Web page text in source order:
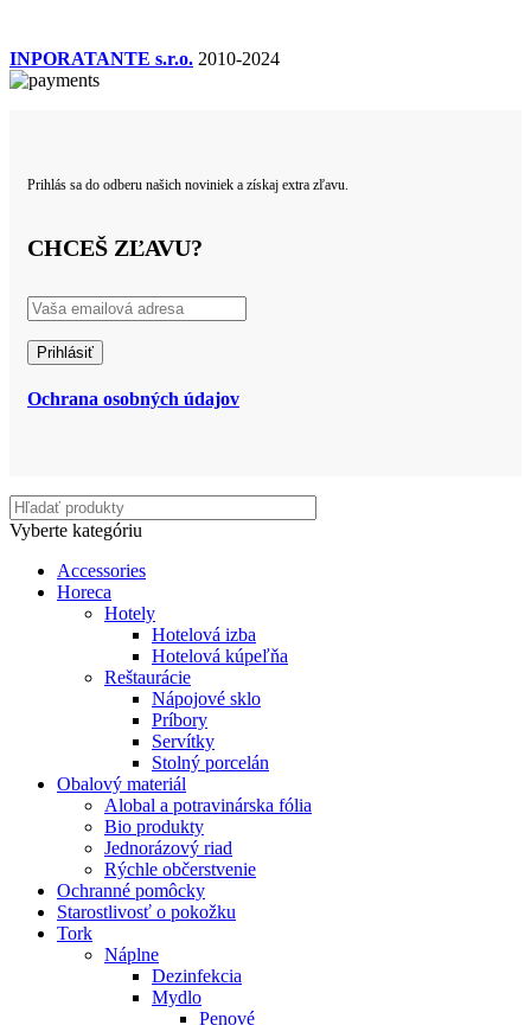
INPORATANTE s.r.o. 2010-2024
Prihlás sa do odberu našich noviniek a získaj extra zľavu.
CHCEŠ ZĽAVU?
Ochrana osobných údajov
Vyberte kategóriu
Accessories
Horeca
Hotely
Hotelová izba
Hotelová kúpeľňa
Reštaurácie
Nápojové sklo
Príbory
Servítky
Stolný porcelán
Obalový materiál
Alobal a potravinárska fólia
Bio produkty
Jednorázový riad
Rýchle občerstvenie
Ochranné pomôcky
Starostlivosť o pokožku
Tork
Náplne
Dezinfekcia
Mydlo
Penové